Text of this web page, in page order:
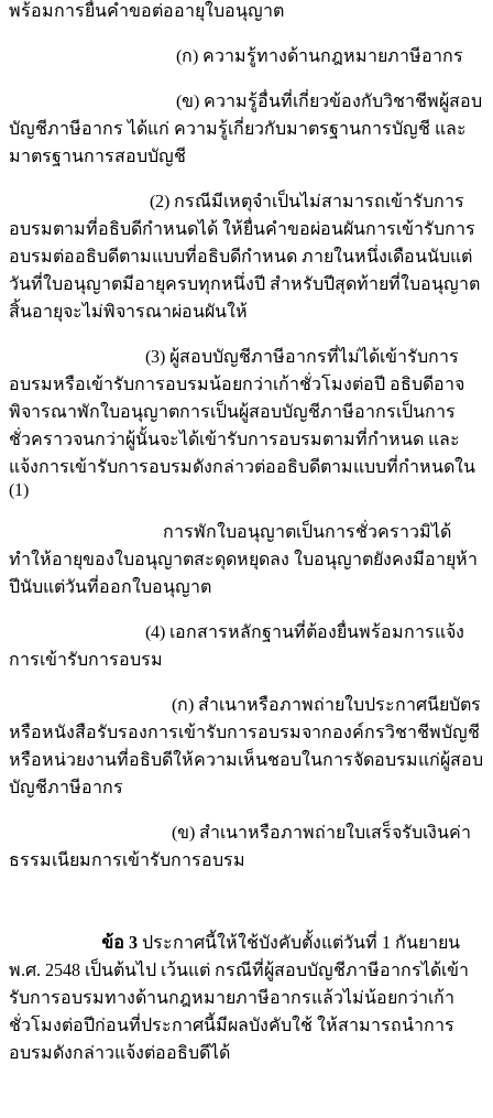
พร้อมการยื่นคำขอต่ออายุใบอนุญาต
(ก) ความรู้ทางด้านกฎหมายภาษีอากร
(ข) ความรู้อื่นที่เกี่ยวข้องกับวิชาชีพผู้สอบ
บัญชีภาษีอากร ได้แก่ ความรู้เกี่ยวกับมาตรฐานการบัญชี และ
มาตรฐานการสอบบัญชี
(2) กรณีมีเหตุจำเป็นไม่สามารถเข้ารับการ
อบรมตามที่อธิบดีกำหนดได้ ให้ยื่นคำขอผ่อนผันการเข้ารับการ
อบรมต่ออธิบดีตามแบบที่อธิบดีกำหนด ภายในหนึ่งเดือนนับแต่
วันที่ใบอนุญาตมีอายุครบทุกหนึ่งปี สำหรับปีสุดท้ายที่ใบอนุญาต
สิ้นอายุจะไม่พิจารณาผ่อนผันให้
(3) ผู้สอบบัญชีภาษีอากรที่ไม่ได้เข้ารับการ
อบรมหรือเข้ารับการอบรมน้อยกว่าเก้าชั่วโมงต่อปี อธิบดีอาจ
พิจารณาพักใบอนุญาตการเป็นผู้สอบบัญชีภาษีอากรเป็นการ
ชั่วคราวจนกว่าผู้นั้นจะได้เข้ารับการอบรมตามที่กำหนด และ
แจ้งการเข้ารับการอบรมดังกล่าวต่ออธิบดีตามแบบที่กำหนดใน
(1)
การพักใบอนุญาตเป็นการชั่วคราวมิได้
ทำให้อายุของใบอนุญาตสะดุดหยุดลง ใบอนุญาตยังคงมีอายุห้า
ปีนับแต่วันที่ออกใบอนุญาต
(4) เอกสารหลักฐานที่ต้องยื่นพร้อมการแจ้ง
การเข้ารับการอบรม
(ก) สำเนาหรือภาพถ่ายใบประกาศนียบัตร
หรือหนังสือรับรองการเข้ารับการอบรมจากองค์กรวิชาชีพบัญชี
หรือหน่วยงานที่อธิบดีให้ความเห็นชอบในการจัดอบรมแก่ผู้สอบ
บัญชีภาษีอากร
(ข) สำเนาหรือภาพถ่ายใบเสร็จรับเงินค่า
ธรรมเนียมการเข้ารับการอบรม
ข้อ 3 ประกาศนี้ให้ใช้บังคับตั้งแต่วันที่ 1 กันยายน
พ.ศ. 2548 เป็นต้นไป เว้นแต่ กรณีที่ผู้สอบบัญชีภาษีอากรได้เข้า
รับการอบรมทางด้านกฎหมายภาษีอากรแล้วไม่น้อยกว่าเก้า
ชั่วโมงต่อปีก่อนที่ประกาศนี้มีผลบังคับใช้ ให้สามารถนำการ
อบรมดังกล่าวแจ้งต่ออธิบดีได้